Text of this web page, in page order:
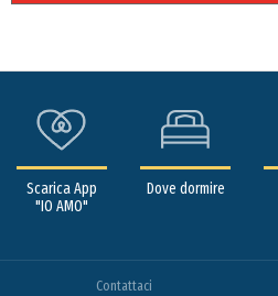
Scarica App
"IO AMO"
Dove dormire
Contattaci